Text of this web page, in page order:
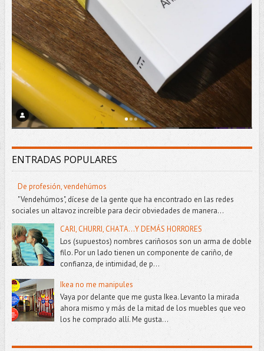
ENTRADAS POPULARES
De profesión, vendehúmos
"Vendehúmos", dícese de la gente que ha encontrado en las redes
sociales un altavoz increíble para decir obviedades de manera...
CARI, CHURRI, CHATA...Y DEMÁS HORRORES
Los (supuestos) nombres cariñosos son un arma de doble
filo. Por un lado tienen un componente de cariño, de
confianza, de intimidad, de p...
Ikea no me manipules
Vaya por delante que me gusta Ikea. Levanto la mirada
ahora mismo y más de la mitad de los muebles que veo
los he comprado allí. Me gusta...